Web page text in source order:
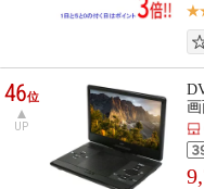
46位
UP